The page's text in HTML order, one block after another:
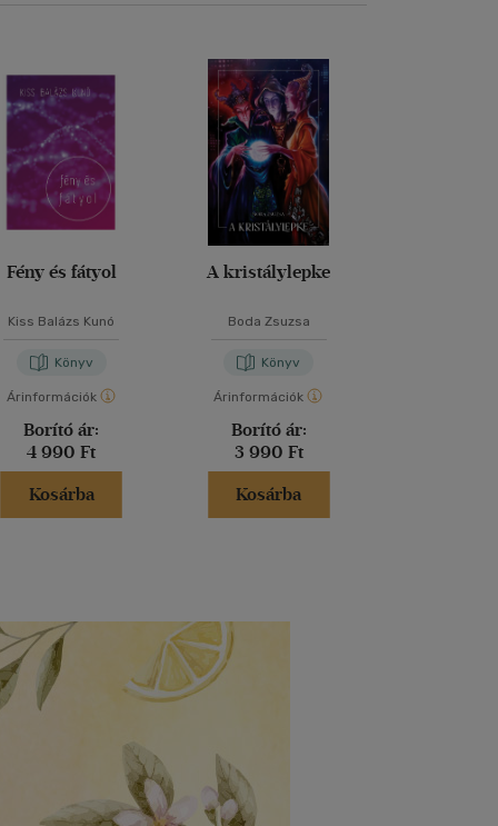
Fény és fátyol
Kiss Balázs Kunó
Könyv
Árinformációk
Borító ár:
4 990 Ft
Kosárba
A kristálylepke
Boda Zsuzsa
Könyv
Árinformációk
Borító ár:
3 990 Ft
Kosárba